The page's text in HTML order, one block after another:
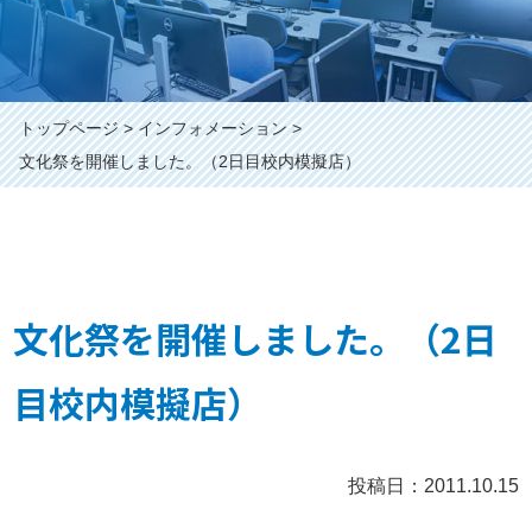
トップページ
インフォメーション
文化祭を開催しました。（2日目校内模擬店）
文化祭を開催しました。（2日
目校内模擬店）
投稿日：2011.10.15